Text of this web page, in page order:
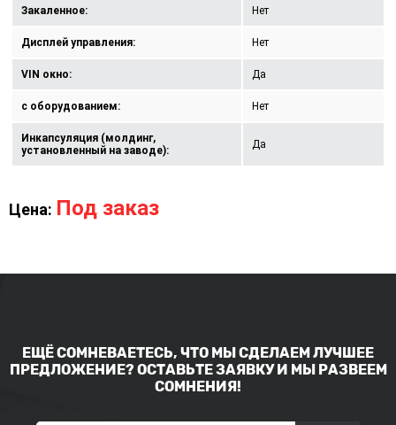
Закаленное: Нет
Дисплей управления: Нет
VIN окно: Да
с оборудованием: Нет
Инкапсуляция (молдинг,
установленный на заводе):
Да
Цена: Под заказ
ЕЩЁ СОМНЕВАЕТЕСЬ, ЧТО МЫ СДЕЛАЕМ ЛУЧШЕЕ
ПРЕДЛОЖЕНИЕ? ОСТАВЬТЕ ЗАЯВКУ И МЫ РАЗВЕЕМ
СОМНЕНИЯ!